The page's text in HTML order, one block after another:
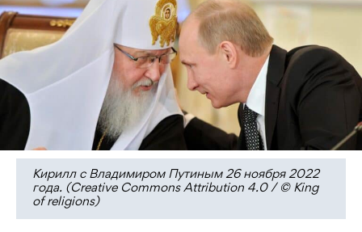
Кирилл с Владимиром Путиным 26 ноября 2022
года. (Creative Commons Attribution 4.0 / © King
of religions)